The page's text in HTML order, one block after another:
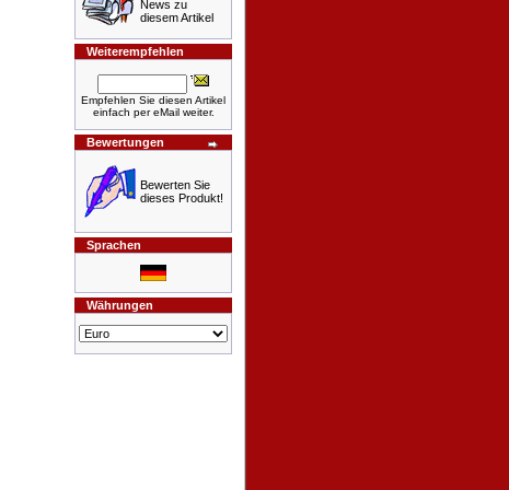
News zu
diesem Artikel
Weiterempfehlen
Empfehlen Sie diesen Artikel
einfach per eMail weiter.
Bewertungen
Bewerten Sie
dieses Produkt!
Sprachen
Währungen